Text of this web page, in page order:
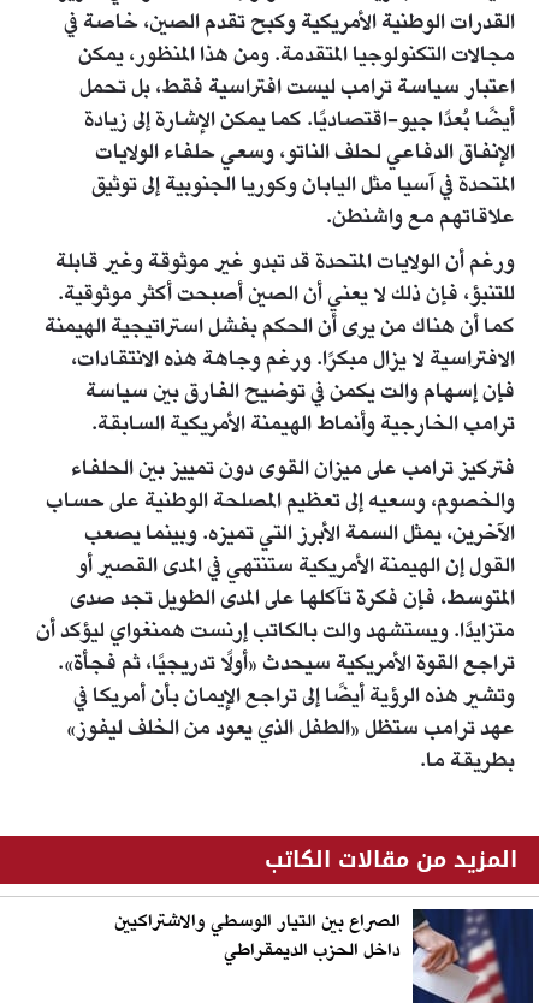
القدرات الوطنية الأمريكية وكبح تقدم الصين، خاصة في
مجالات التكنولوجيا المتقدمة. ومن هذا المنظور، يمكن
اعتبار سياسة ترامب ليست افتراسية فقط، بل تحمل
أيضًا بُعدًا جيو-اقتصاديًا. كما يمكن الإشارة إلى زيادة
الإنفاق الدفاعي لحلف الناتو، وسعي حلفاء الولايات
المتحدة في آسيا مثل اليابان وكوريا الجنوبية إلى توثيق
علاقاتهم مع واشنطن.
ورغم أن الولايات المتحدة قد تبدو غير موثوقة وغير قابلة
للتنبؤ، فإن ذلك لا يعني أن الصين أصبحت أكثر موثوقية.
كما أن هناك من يرى أن الحكم بفشل استراتيجية الهيمنة
الافتراسية لا يزال مبكرًا. ورغم وجاهة هذه الانتقادات،
فإن إسهام والت يكمن في توضيح الفارق بين سياسة
ترامب الخارجية وأنماط الهيمنة الأمريكية السابقة.
فتركيز ترامب على ميزان القوى دون تمييز بين الحلفاء
والخصوم، وسعيه إلى تعظيم المصلحة الوطنية على حساب
الآخرين، يمثل السمة الأبرز التي تميزه. وبينما يصعب
القول إن الهيمنة الأمريكية ستنتهي في المدى القصير أو
المتوسط، فإن فكرة تآكلها على المدى الطويل تجد صدى
متزايدًا. ويستشهد والت بالكاتب إرنست همنغواي ليؤكد أن
تراجع القوة الأمريكية سيحدث «أولًا تدريجيًا، ثم فجأة».
وتشير هذه الرؤية أيضًا إلى تراجع الإيمان بأن أمريكا في
عهد ترامب ستظل «الطفل الذي يعود من الخلف ليفوز»
بطريقة ما.
المزيد من مقالات الكاتب
الصراع بين التيار الوسطي والاشتراكيين
داخل الحزب الديمقراطي